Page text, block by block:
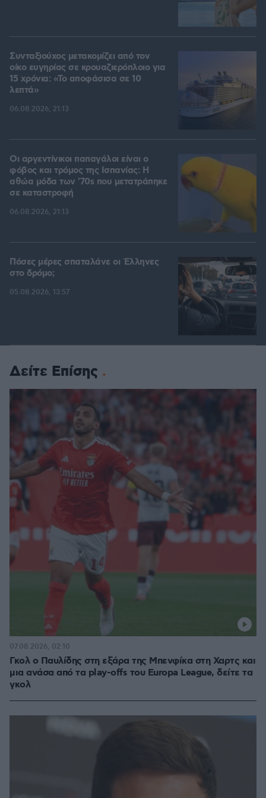
Συνταξιούχος μετακομίζει από τον
οίκο ευγηρίας σε κρουαζιερόπλοιο για
15 χρόνια: «Το αποφάσισα σε 10
λεπτά»
06.08.2026, 21:13
Οι αργεντίνικοι παπαγάλοι είναι ο
φόβος και τρόμος της Ισπανίας: Η
αθώα μόδα των '70s που μετατράπηκε
σε καταστροφή
06.08.2026, 21:13
Πόσες μέρες σπαταλάνε οι Έλληνες
στο δρόμο;
05.08.2026, 13:57
Δείτε Επίσης
Γκολ ο Παυλίδης στη εξάρα της Μπενφίκα στη Χαρτς και
μια ανάσα από τα play-offs του Europa League, δείτε τα
γκολ
07.08.2026, 02:10